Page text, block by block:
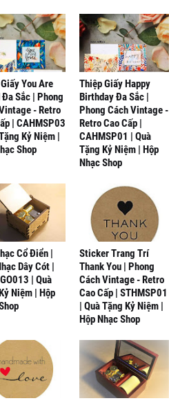
You Are
Sắc | Phong
- Retro
| CAHMSP03
Kỷ Niệm |
Shop
Thiệp Giấy Happy
Birthday Đa Sắc |
Phong Cách Vintage -
Retro Cao Cấp |
CAHMSP01 | Quà
Tặng Kỷ Niệm | Hộp
Nhạc Shop
Cổ Điển |
Dây Cót |
| Quà
Niệm | Hộp
Sticker Trang Trí
Thank You | Phong
Cách Vintage - Retro
Cao Cấp | STHMSP01
| Quà Tặng Kỷ Niệm |
Hộp Nhạc Shop